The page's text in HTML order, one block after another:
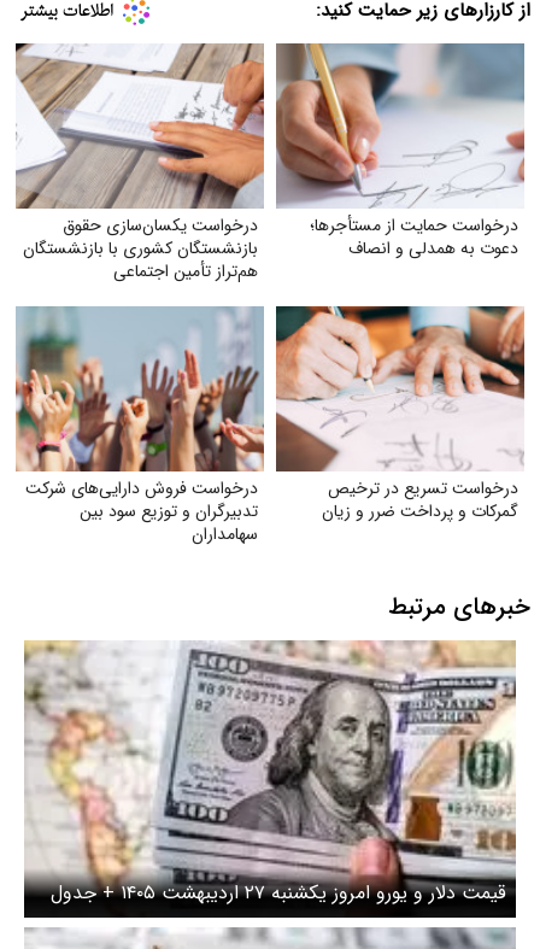
از کارزارهای زیر حمایت کنید:
درخواست حمایت از مستأجرها؛
دعوت به همدلی و انصاف
درخواست یکسان‌سازی حقوق
بازنشستگان کشوری با بازنشستگان
هم‌تراز تأمین اجتماعی
درخواست تسریع در ترخیص
گمرکات و پرداخت ضرر و زیان
درخواست فروش دارایی‌های شرکت
تدبیرگران و توزیع سود بین
سهامداران
خبرهای مرتبط
قیمت دلار و یورو امروز یکشنبه ۲۷ اردیبهشت ۱۴۰۵ + جدول